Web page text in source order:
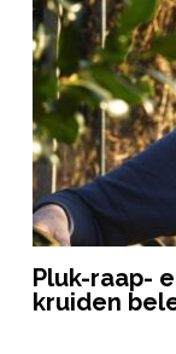
Pluk-raap-
kruiden